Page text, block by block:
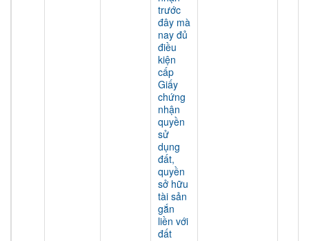
trước
đây mà
nay đủ
điều
kiện
cấp
Giấy
chứng
nhận
quyền
sử
dụng
đất,
quyền
sở hữu
tài sản
gắn
liền với
đất